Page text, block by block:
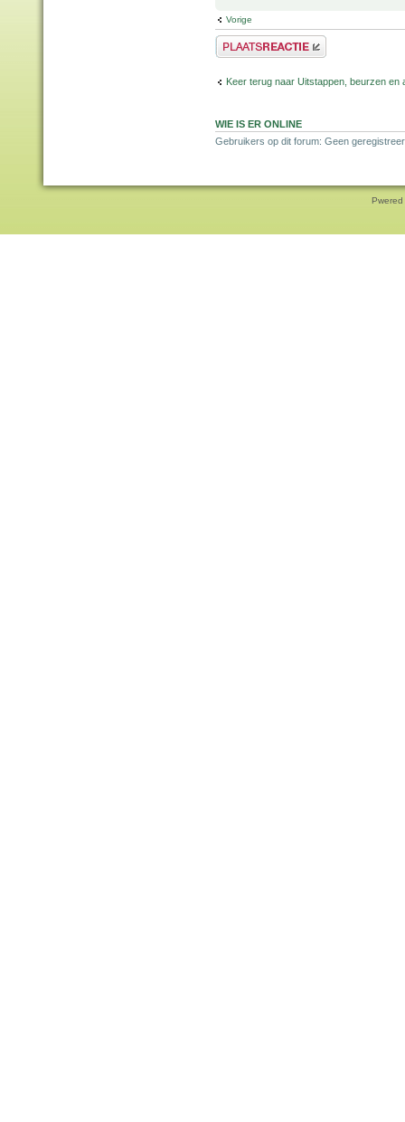
Vorige
Plaats een reactie
Keer terug naar Uitstappen, beurzen en
WIE IS ER ONLINE
Gebruikers op dit forum: Geen